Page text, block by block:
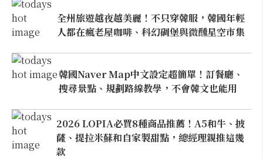
全州旅遊越夜越美麗！不只穿韓服，韓國年輕
人都在瘋老屋咖啡、科幻碉堡與微醺星空市集
韓國Naver Map中文設定超簡單！訂餐廳、
搜尋景點、規劃路線教學，不會韓文也能用
2026 LOPIA必買8種商品推薦！A5和牛、披
薩、提拉米蘇和自家製甜點，總經理親推這幾
款